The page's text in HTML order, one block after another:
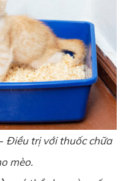
Điều trị với thuốc chữa
mèo.